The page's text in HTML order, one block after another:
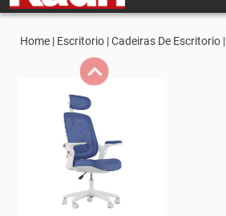
Home | Escritorio |Cadeiras De Escritorio |